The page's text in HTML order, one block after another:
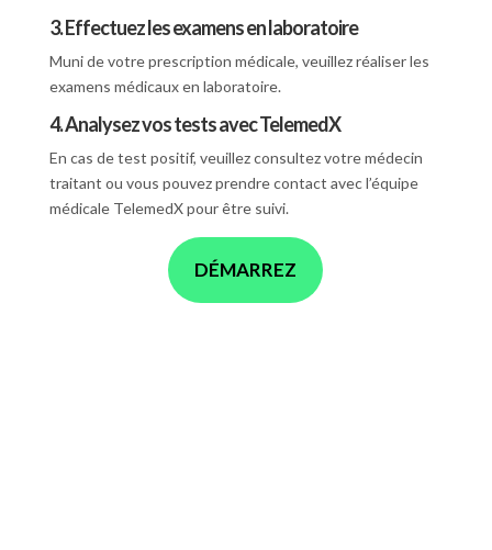
3. Effectuez les examens en laboratoire
Muni de votre prescription médicale, veuillez réaliser les
examens médicaux en laboratoire.
4. Analysez vos tests avec TelemedX
En cas de test positif, veuillez consultez votre médecin
traitant ou vous pouvez prendre contact avec l’équipe
médicale TelemedX pour être suivi.
DÉMARREZ